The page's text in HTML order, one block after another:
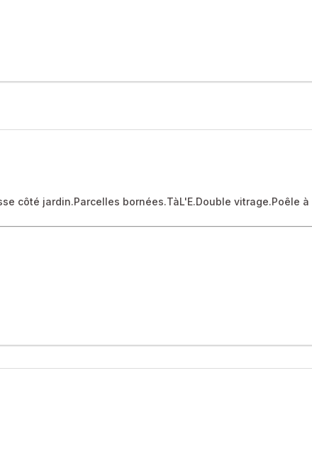
côté jardin.Parcelles bornées.TàL'E.Double vitrage.Poêle à
est faite pour vous !
à quelques minutes de Tonnerre (gare TER et hôpital), cette